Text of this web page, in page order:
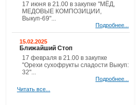
17 июня в 21.00 в закупке "МЁД,
МЕДОВЫЕ КОМПОЗИЦИИ,
Выкуп-69"...
Подробнее...
15.02.2025
Ближайший Стоп
17 февраля в 21.00 в закупке
"Орехи сухофрукты сладости Выкуп:
32"...
Подробнее...
Читать все...